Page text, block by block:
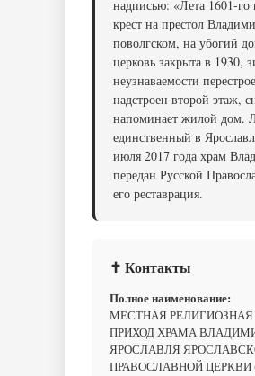
надписью: «Лета 1601-
крест на престол
поволгском, на убогий
церковь закрыта в 1930,
неузнаваемости
надстроен второй этаж,
напоминает жилой дом.
единственный в
июля 2017 года храм
передан Русской
его реставрация.
✝ Контакты
Полное наименование:
МЕСТНАЯ
ПРИХОД ХРАМА
ЯРОСЛАВЛЯ
ПРАВОСЛАВНОЙ